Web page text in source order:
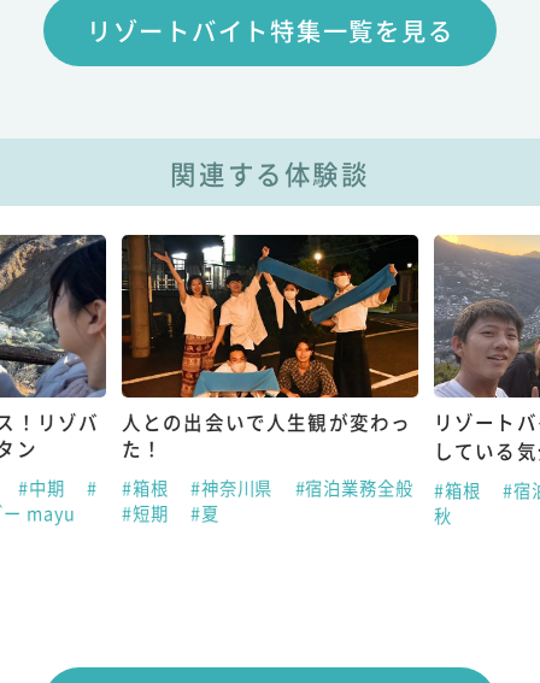
リゾートバイト特集一覧を見る
関連する体験談
！リゾバ
ン
#中期
#
ー mayu
人との出会いで人生観が変わっ
た！
#箱根 #神奈川県
#宿泊業務全般
#短期
#夏
リゾート
している
#箱根
#宿
秋